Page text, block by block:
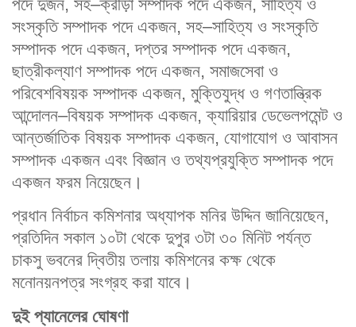
পদে দুজন, সহ–ক্রীড়া সম্পাদক পদে একজন, সাহিত্য ও
সংস্কৃতি সম্পাদক পদে একজন, সহ–সাহিত্য ও সংস্কৃতি
সম্পাদক পদে একজন, দপ্তর সম্পাদক পদে একজন,
ছাত্রীকল্যাণ সম্পাদক পদে একজন, সমাজসেবা ও
পরিবেশবিষয়ক সম্পাদক একজন, মুক্তিযুদ্ধ ও গণতান্ত্রিক
আন্দোলন–বিষয়ক সম্পাদক একজন, ক্যারিয়ার ডেভেলপমেন্ট ও
আন্তর্জাতিক বিষয়ক সম্পাদক একজন, যোগাযোগ ও আবাসন
সম্পাদক একজন এবং বিজ্ঞান ও তথ্যপ্রযুক্তি সম্পাদক পদে
একজন ফরম নিয়েছেন।
প্রধান নির্বাচন কমিশনার অধ্যাপক মনির উদ্দিন জানিয়েছেন,
প্রতিদিন সকাল ১০টা থেকে দুপুর ৩টা ৩০ মিনিট পর্যন্ত
চাকসু ভবনের দ্বিতীয় তলায় কমিশনের কক্ষ থেকে
মনোনয়নপত্র সংগ্রহ করা যাবে।
দুই প্যানেলের ঘোষণা